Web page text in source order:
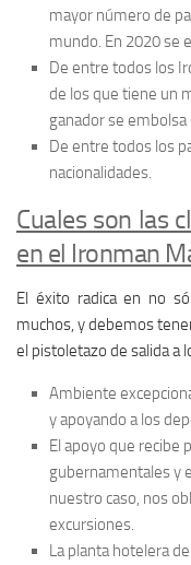
mayor número de
mundo. En 2020 se
De entre todos los
de los que tiene un
ganador se embolsa
De entre todos los
nacionalidades.
Cuales son las
en el Ironman
El éxito radica en no
muchos, y debemos
el pistoletazo de salida a
Ambiente
y apoyando a los
El apoyo que recibe
gubernamentales y
nuestro caso, nos
excursiones.
La planta hotelera